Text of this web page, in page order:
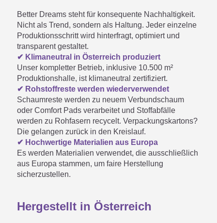
Better Dreams steht für konsequente Nachhaltigkeit.
Nicht als Trend, sondern als Haltung. Jeder einzelne
Produktionsschritt wird hinterfragt, optimiert und
transparent gestaltet.
✔ Klimaneutral in Österreich produziert
Unser kompletter Betrieb, inklusive 10.500 m²
Produktionshalle, ist klimaneutral zertifiziert.
✔ Rohstoffreste werden wiederverwendet
Schaumreste werden zu neuem Verbundschaum
oder Comfort Pads verarbeitet und Stoffabfälle
werden zu Rohfasern recycelt. Verpackungskartons?
Die gelangen zurück in den Kreislauf.
✔ Hochwertige Materialien aus Europa
Es werden Materialien verwendet, die ausschließlich
aus Europa stammen, um faire Herstellung
sicherzustellen.
Hergestellt in Österreich